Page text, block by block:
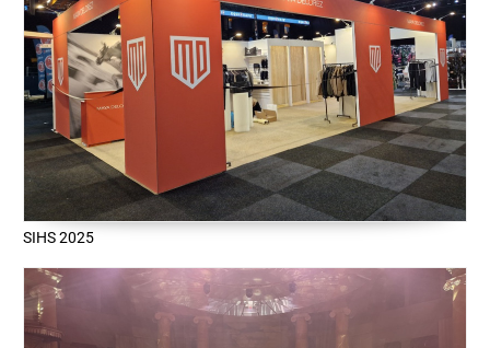
SIHS 2025